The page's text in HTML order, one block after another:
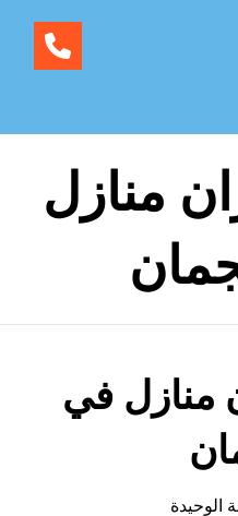
منازل
منازل في
الوحيدة